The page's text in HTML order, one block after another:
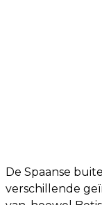
De Spaanse
verschillende